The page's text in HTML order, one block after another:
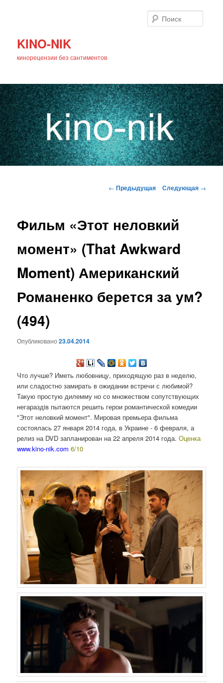
KINO-NIK
кинорецензии без сантиментов
основному
Навигация
← Предыдущая Следующая →
Фильм «Этот неловкий
момент» (That Awkward
Moment) Американский
Романенко берется за ум?
(494)
Опубликовано23.04.2014
Что лучше? Иметь любовницу, приходящую раз в неделю,
или сладостно замирать в ожидании встречи с любимой?
Такую простую дилемму но со множеством сопутствующих
негараздiв пытаются решить герои романтической комедии
"Этот неловкий момент". Мировая премьера фильма
состоялась 27 января 2014 года, в Украине - 6 февраля, а
релиз на DVD запланирован на 22 апреля 2014 года.Оценка
www.kino-nik.com6/10